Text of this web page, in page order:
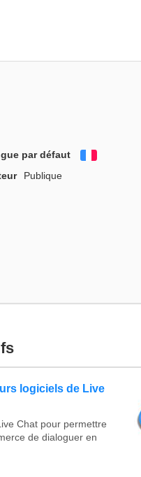
par défaut
Français
Publique
logiciels de Live
Chat pour permettre
de dialoguer en